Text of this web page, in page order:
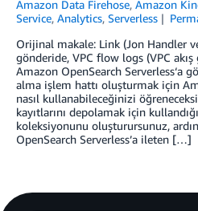
Amazon Data Firehose, Amazon
Service, Analytics, Serverless
Orijinal makale: Link (Jon Handler
gönderide, VPC flow logs (VPC akış
Amazon OpenSearch Serverless‘a
alma işlem hattı oluşturmak için
nasıl kullanabileceğinizi
kayıtlarını depolamak için
koleksiyonunu oluşturursunuz,
OpenSearch Serverless’a ileten […]